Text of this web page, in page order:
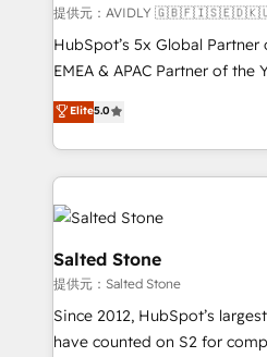
提供元：AVIDLY
HubSpot’s 5x Global
EMEA & APAC Partner of the
experienced and fully
Partner. 🚀 With 2,750+ HubSpot projects delivered
and 370+ specialists across
we de-risk complex CRM
accelerate ROI across every
multi-region migrations to
we turn complexity into
scale. 🏆 HubSpot’s CEO called us “the partner of the
future.” Others agree it is
measurable impact.
Elite5.0
Salted Stone
提供元：Salted Stone
Since 2012, HubSpot’s
have counted on S2 for